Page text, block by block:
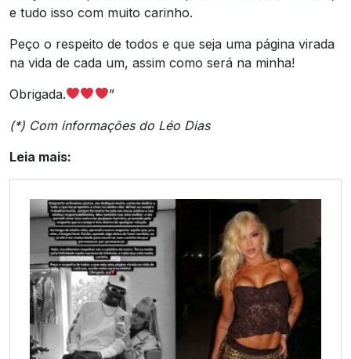
e tudo isso com muito carinho.
Peço o respeito de todos e que seja uma página virada
na vida de cada um, assim como será na minha!
Obrigada.
”
(*) Com informações do Léo Dias
Leia mais: